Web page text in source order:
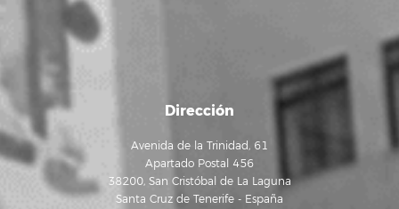
Dirección
Avenida de la Trinidad, 61
Apartado Postal 456
38200, San Cristóbal de La Laguna
Santa Cruz de Tenerife - España